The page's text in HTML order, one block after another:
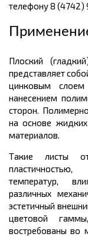
телефону 8 (4742)
Плоский
представляет
цинковым
нанесением
сторон.
на основе жидких
материалов.
Такие листы
температур,
различных
эстетичный
цветовой
востребованы во